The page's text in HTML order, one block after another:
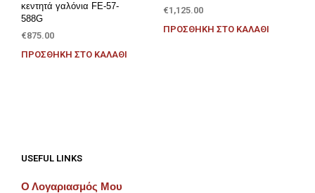
κεντητά γαλόνια FE-57-
588G
€875.00
ΠΡΟΣΘΉΚΗ ΣΤΟ ΚΑΛΆΘΙ
€1,125.00
ΠΡΟΣΘΉΚΗ ΣΤΟ ΚΑΛΆΘΙ
USEFUL LINKS
Ο Λογαριασμός Μου